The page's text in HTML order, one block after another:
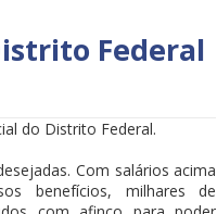
Federal
do Distrito Federal.
Com salários acima
benefícios, milhares de